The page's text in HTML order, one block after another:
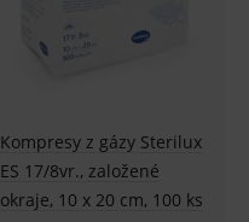
Kompresy z gázy Sterilux
ES 17/8vr., založené
okraje, 10 x 20 cm, 100 ks